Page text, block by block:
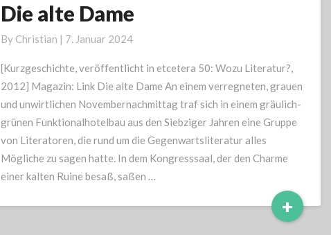
Die
Dame
Die alte Dame
By Christian | 7. Januar 2024
[Kurzgeschichte, veröffentlicht in etcetera 50: Wozu Literatur?,
2012] Magazin: Link Die alte Dame An einem verregneten, grauen
und unwirtlichen Novembernachmittag traf sich in einem gräulich-
grünen Funktionalhotelbau aus den Siebziger Jahren eine Gruppe
von Literatoren, die rund um die Gegenwartsliteratur alles
Mögliche zu sagen hatte. In dem Kongresssaal, der den Charme
einer kalten Ruine besaß, saßen …
+Read
More